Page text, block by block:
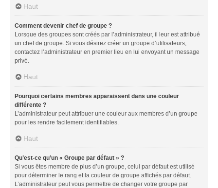
Haut
Comment devenir chef de groupe ?
Lorsque des groupes sont créés par l’administrateur, il leur est attribué
un chef de groupe. Si vous désirez créer un groupe d’utilisateurs,
contactez l’administrateur en premier lieu en lui envoyant un message
privé.
Haut
Pourquoi certains membres apparaissent dans une couleur
différente ?
L’administrateur peut attribuer une couleur aux membres d’un groupe
pour les rendre facilement identifiables.
Haut
Qu’est-ce qu’un « Groupe par défaut » ?
Si vous êtes membre de plus d’un groupe, celui par défaut est utilisé
pour déterminer le rang et la couleur de groupe affichés par défaut.
L’administrateur peut vous permettre de changer votre groupe par